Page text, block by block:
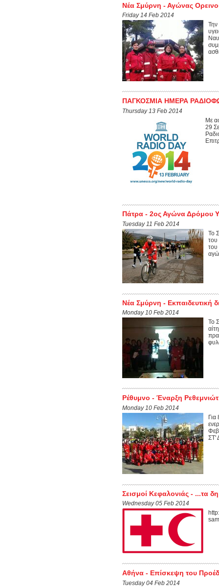
Νέα Σμύρνη - Αγώνας
Friday 14 Feb 2014
Την
ΠΑΓΚΟΣΜΙΑ ΗΜΕΡΑ
Thursday 13 Feb 2014
Με
29
Πάτρα - 2ος Αγώνα Δρόμου
Tuesday 11 Feb 2014
Το
του
του
Νέα Σμύρνη - Εκπαιδευτική
Monday 10 Feb 2014
Το
Ρέθυμνο - Έναρξη
Monday 10 Feb 2014
ΣΤ'
Σεισμοί Κεφαλονιάς - ...τα
Wednesday 05 Feb 2014
Αθήνα - Επίσκεψη του
Tuesday 04 Feb 2014